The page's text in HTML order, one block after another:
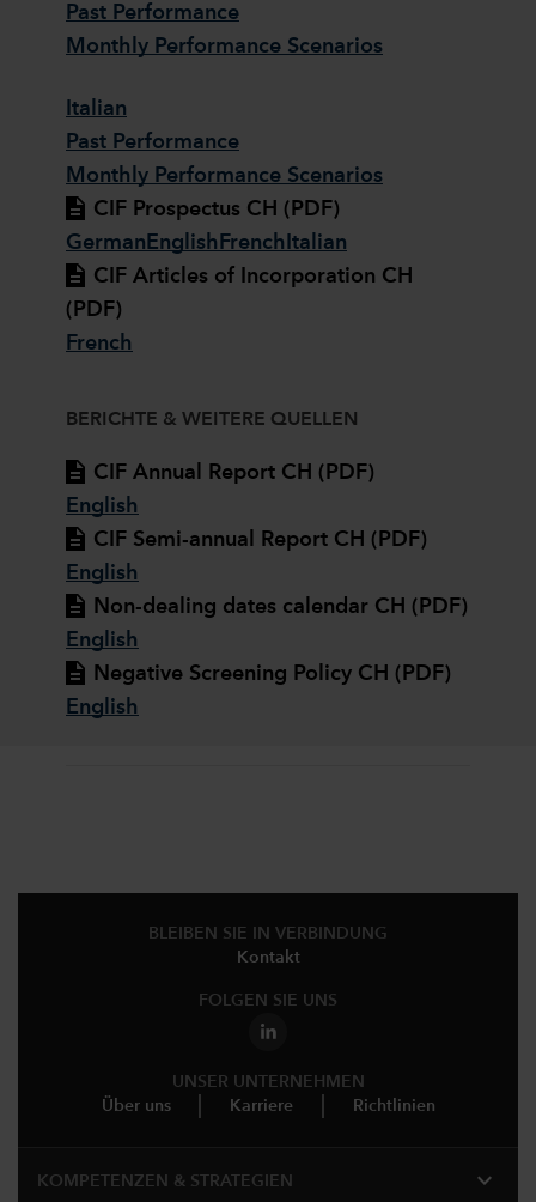
Past Performance
Monthly Performance Scenarios
Italian
Past Performance
Monthly Performance Scenarios
CIF Prospectus CH (PDF)
German English French Italian
CIF Articles of Incorporation CH
(PDF)
French
BERICHTE & WEITERE QUELLEN
CIF Annual Report CH (PDF)
English
CIF Semi-annual Report CH (PDF)
English
Non-dealing dates calendar CH (PDF)
English
Negative Screening Policy CH (PDF)
English
BLEIBEN SIE IN VERBINDUNG
Kontakt
FOLGEN SIE UNS
UNSER UNTERNEHMEN
Über uns
Karriere Richtlinien
KOMPETENZEN & STRATEGIEN expand_more